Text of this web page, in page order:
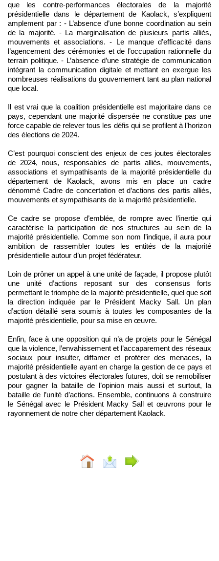
que les contre-performances électorales de la majorité
présidentielle dans le département de Kaolack, s’expliquent
amplement par : - L’absence d’une bonne coordination au sein
de la majorité. - La marginalisation de plusieurs partis alliés,
mouvements et associations. - Le manque d’efficacité dans
l’agencement des cérémonies et de l’occupation rationnelle du
terrain politique. - L’absence d’une stratégie de communication
intégrant la communication digitale et mettant en exergue les
nombreuses réalisations du gouvernement tant au plan national
que local.
Il est vrai que la coalition présidentielle est majoritaire dans ce
pays, cependant une majorité dispersée ne constitue pas une
force capable de relever tous les défis qui se profilent à l’horizon
des élections de 2024.
C’est pourquoi conscient des enjeux de ces joutes électorales
de 2024, nous, responsables de partis alliés, mouvements,
associations et sympathisants de la majorité présidentielle du
département de Kaolack, avons mis en place un cadre
dénommé Cadre de concertation et d’actions des partis alliés,
mouvements et sympathisants de la majorité présidentielle.
Ce cadre se propose d’emblée, de rompre avec l’inertie qui
caractérise la participation de nos structures au sein de la
majorité présidentielle. Comme son nom l’indique, il aura pour
ambition de rassembler toutes les entités de la majorité
présidentielle autour d’un projet fédérateur.
Loin de prôner un appel à une unité de façade, il propose plutôt
une unité d’actions reposant sur des consensus forts
permettant le triomphe de la majorité présidentielle, quel que soit
la direction indiquée par le Président Macky Sall. Un plan
d’action détaillé sera soumis à toutes les composantes de la
majorité présidentielle, pour sa mise en œuvre.
Enfin, face à une opposition qui n’a de projets pour le Sénégal
que la violence, l’envahissement et l’accaparement des réseaux
sociaux pour insulter, diffamer et proférer des menaces, la
majorité présidentielle ayant en charge la gestion de ce pays et
postulant à des victoires électorales futures, doit se remobiliser
pour gagner la bataille de l’opinion mais aussi et surtout, la
bataille de l’unité d’actions. Ensemble, continuons à construire
le Sénégal avec le Président Macky Sall et œuvrons pour le
rayonnement de notre cher département Kaolack.